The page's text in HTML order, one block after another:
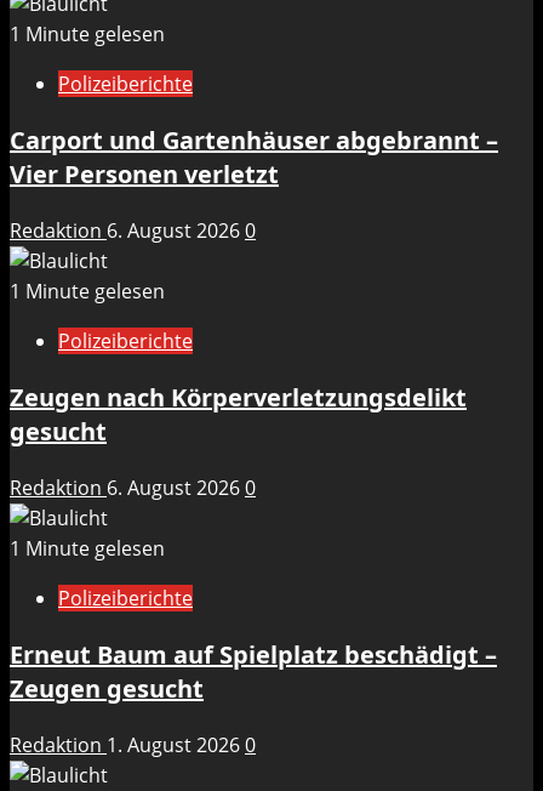
1 Minute gelesen
Polizeiberichte
Carport und Gartenhäuser abgebrannt –
Vier Personen verletzt
Redaktion 6. August 20260
1 Minute gelesen
Polizeiberichte
Zeugen nach Körperverletzungsdelikt
gesucht
Redaktion 6. August 20260
1 Minute gelesen
Polizeiberichte
Erneut Baum auf Spielplatz beschädigt –
Zeugen gesucht
Redaktion 1. August 20260